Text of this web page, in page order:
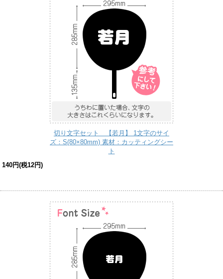
切り文字セット 【若月】 1文字のサイ
ズ：S(80×80mm) 素材：カッティングシー
ト
140円(税12円)